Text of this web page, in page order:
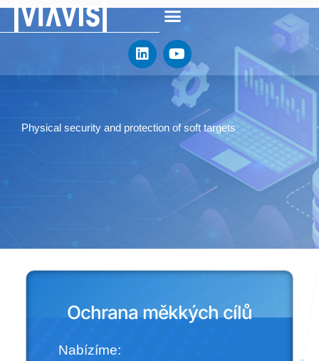
Skip
L
i
n
i
Y
o
u
t
u
e
Physical security and protection of soft targets
Ochrana měkkých cílů
Nabízíme: